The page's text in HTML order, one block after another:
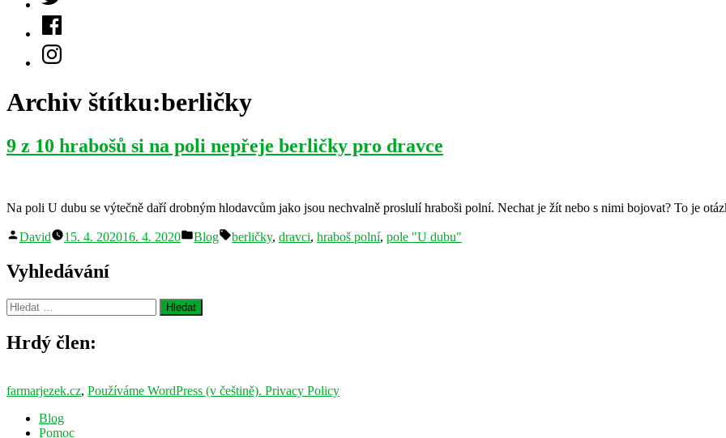
Facebook
Instagram
Archiv štítku:berličky
9 z 10 hrabošů si na poli nepřeje berličky pro dravce
Na poli U dubu se výtečně daří drobným hlodavcům jako jsou nechvalně proslulí hraboši polní. Nechat je žít nebo s nimi bojovat? To je
Autor
David 15. 4. 202016. 4. 2020
Publikováno
Blog Štítky:
berličky, dravci, hraboš polní, pole "U dubu"
Vyhledávání
Vyhledávání
Hrdý člen:
farmarjezek.cz, Používáme WordPress (v češtině). Privacy Policy
Blog
Pomoc